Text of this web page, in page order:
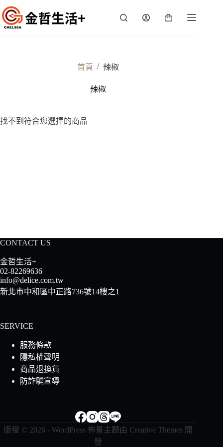
跳
至
主
購
首頁 / 辣椒
辣椒
找不到符合您選擇的商品
CONTACT US
金哲生活+
02-82269636
info@delice.com.tw
新北市中和區中正路736號14樓之1
SERVICE
服務條款
隱私權聲明
商品退換貨
防詐騙宣導
版權 © 2026 - WordPress 佈景主題由 Creative Themes 開
發